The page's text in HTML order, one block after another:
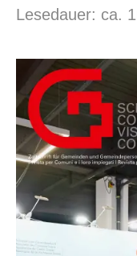
Lesedauer: ca.